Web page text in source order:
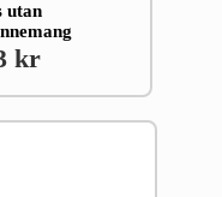
utan
kr